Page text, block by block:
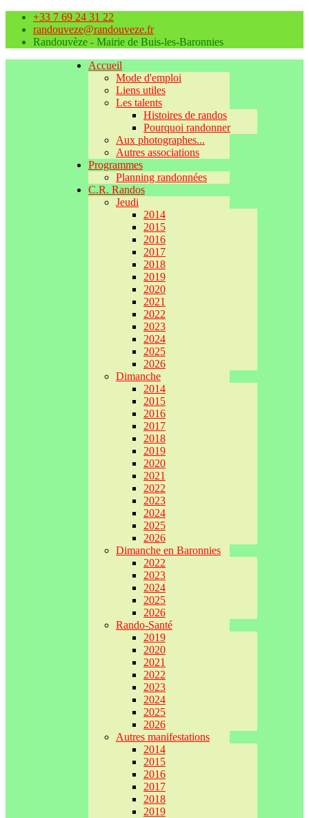
+33 7 69 24 31 22
randouveze@randouveze.fr
Randouvèze - Mairie de Buis-les-Baronnies
Accueil
Mode d'emploi
Liens utiles
Les talents
Histoires de randos
Pourquoi randonner
Aux photographes...
Autres associations
Programmes
Planning randonnées
C.R. Randos
Jeudi
2014
2015
2016
2017
2018
2019
2020
2021
2022
2023
2024
2025
2026
Dimanche
2014
2015
2016
2017
2018
2019
2020
2021
2022
2023
2024
2025
2026
Dimanche en Baronnies
2022
2023
2024
2025
2026
Rando-Santé
2019
2020
2021
2022
2023
2024
2025
2026
Autres manifestations
2014
2015
2016
2017
2018
2019